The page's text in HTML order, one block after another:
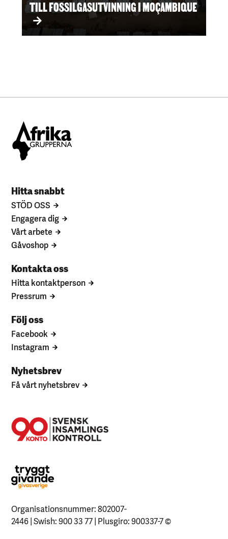
TILL FOSSILGASUTVINNING I MOÇAMBIQUE
Hitta snabbt
STÖD OSS
Engagera dig
Vårt arbete
Gåvoshop
Kontakta oss
Hitta kontaktperson
Pressrum
Följ oss
Facebook
Instagram
Nyhetsbrev
Få vårt nyhetsbrev
Organisationsnummer: 802007-
2446 | Swish: 900 33 77 | Plusgiro: 900337-7©